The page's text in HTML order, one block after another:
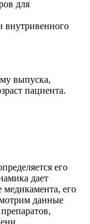
для
внутривенного
выпуска,
пациента.
его
дает
его
данные